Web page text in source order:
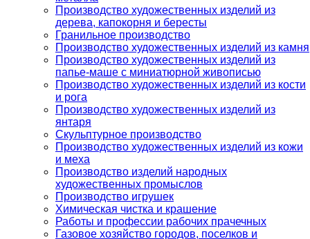
Производство художественных изделий из
дерева, капокорня и бересты
Гранильное производство
Производство художественных изделий из камня
Производство художественных изделий из
папье-маше с миниатюрной живописью
Производство художественных изделий из кости
и рога
Производство художественных изделий из
янтаря
Скульптурное производство
Производство художественных изделий из кожи
и меха
Производство изделий народных
художественных промыслов
Производство игрушек
Химическая чистка и крашение
Работы и профессии рабочих прачечных
Газовое хозяйство городов, поселков и